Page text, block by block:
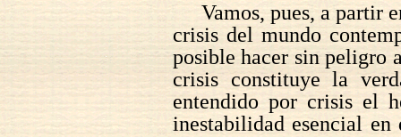
Vamos, pues, a partir
crisis del mundo
posible hacer sin peligro
crisis constituye la
entendido por crisis el
inestabilidad esencial